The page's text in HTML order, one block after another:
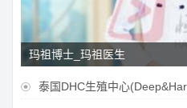
玛祖博士_玛祖医生
 泰国DHC生殖中心